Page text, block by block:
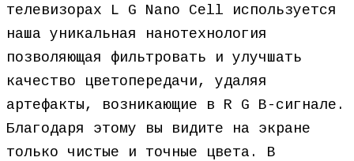
телевизорах L G Nano Cell используется
наша уникальная нанотехнология
позволяющая фильтровать и улучшать
качество цветопередачи, удаляя
артефакты, возникающие в R G B-сигнале.
Благодаря этому вы видите на экране
только чистые и точные цвета. В